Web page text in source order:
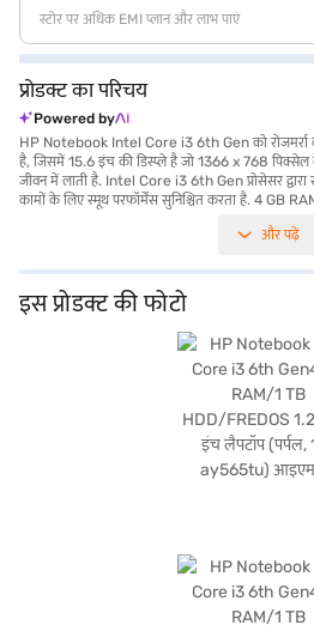
स्टोर पर अधिक EMI प्लान और लाभ पाएं
प्रोडक्ट का परिचय
Powered by
HP Notebook Intel Core i3 6th Gen को रोजमर्रा
है, जिसमें 15.6 इंच की डिस्प्ले है जो 1366 x 768
जीवन में लाती है. Intel Core i3 6th Gen प्रोसेसर
कामों के लिए स्मूथ परफॉर्मेंस सुनिश्चित करता है. 4 GB
जो आपको अपनी पसंद का ऑपरेटिंग सिस्टम इंस्टॉल करने की
पर्पल कलर आपके कंप्यूटिंग अनुभव में स्टाइल जोड़ता है. यह
संतुलन प्रदान करता है, जिससे यह विश्वसनीय मशीन चाहने
हो जाता है. खरीदारी करने के लिए बजाज फाइनेंस पर विकल्पों
और Easy EMIs का लाभ उठाएं.
और पढ़ें
इस प्रोडक्ट की फोटो